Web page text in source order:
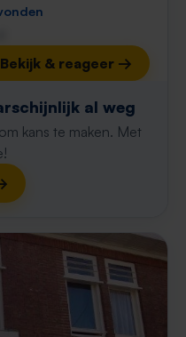
Bekijk & reageer →
al weg
kans te maken. Met